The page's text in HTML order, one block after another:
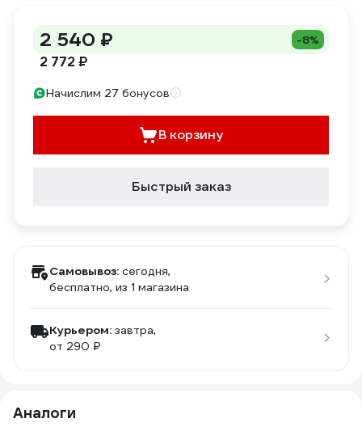
2 540 ₽ -8%
2 772 ₽
Начислим 27 бонусов
В корзину
Быстрый заказ
Самовывоз: сегодня,
бесплатно, из 1 магазина
Курьером: завтра,
от 290 ₽
Аналоги